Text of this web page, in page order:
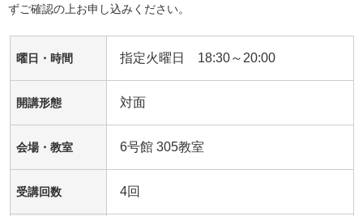
ずご確認の上お申し込みください。
曜日・時間 指定火曜日 18:30～20:00
開講形態 対面
会場・教室 6号館 305教室
受講回数 4回